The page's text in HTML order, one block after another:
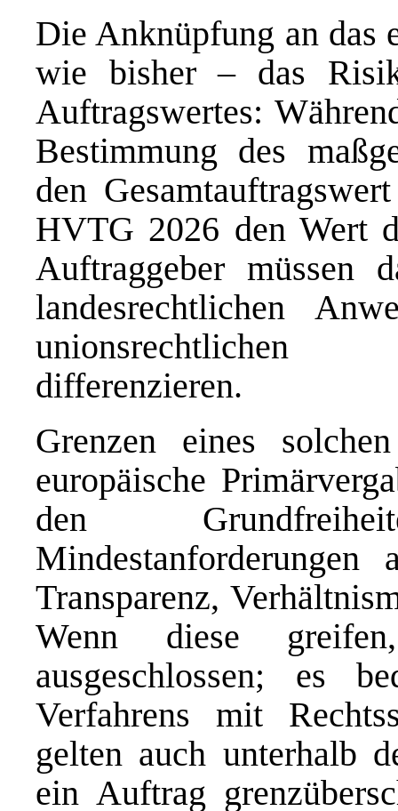
Die Anknüpfung an das
wie bisher – das
Auftragswertes:
Bestimmung des
den
HVTG 2026 den Wert
Auftraggeber müssen
landesrechtlichen
unionsrechtlichen
differenzieren.
Grenzen eines
europäische
den
Transparenz,
Wenn diese
ausgeschlossen; es
Verfahrens mit
gelten auch unterhalb
ein Auftrag